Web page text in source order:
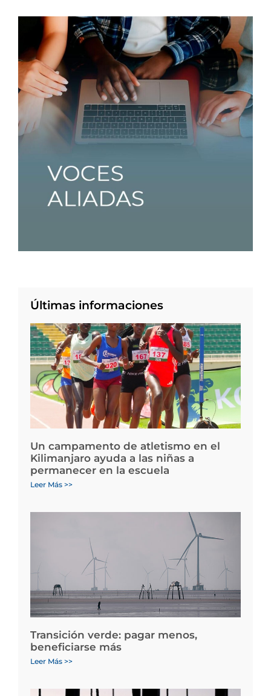
Últimas informaciones
Un campamento de atletismo en el
Kilimanjaro ayuda a las niñas a
permanecer en la escuela
Leer Más >>
Transición verde: pagar menos,
beneficiarse más
Leer Más >>